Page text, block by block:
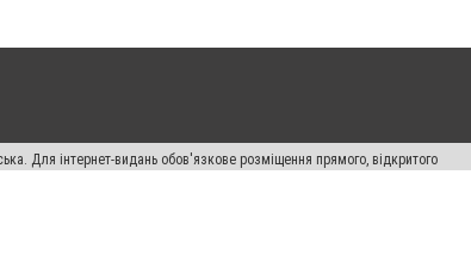
Для інтернет-видань обов'язкове розміщення прямого, відкритого